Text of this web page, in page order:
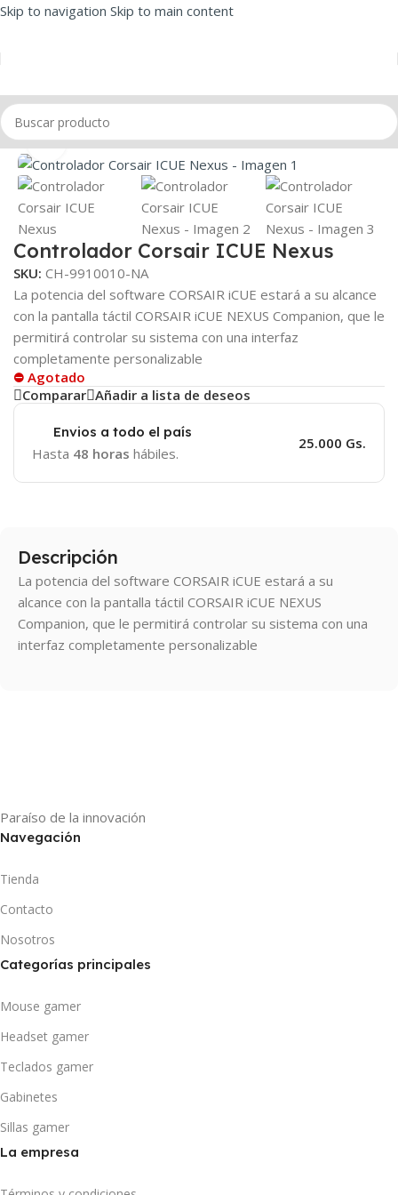
Skip to navigation Skip to main content
Inicio/Teclados/Teclado Gamer
Click to enlarge
Controlador Corsair ICUE Nexus
SKU: CH-9910010-NA
La potencia del software CORSAIR iCUE estará a su alcance
con la pantalla táctil CORSAIR iCUE NEXUS Companion, que le
permitirá controlar su sistema con una interfaz
completamente personalizable
⛔ Agotado
Comparar Añadir a lista de deseos
Envios a todo el país
Hasta 48 horas hábiles.
25.000 Gs.
Descripción
La potencia del software CORSAIR iCUE estará a su
alcance con la pantalla táctil CORSAIR iCUE NEXUS
Companion, que le permitirá controlar su sistema con una
interfaz completamente personalizable
Paraíso de la innovación
Navegación
Tienda
Contacto
Nosotros
Categorías principales
Mouse gamer
Headset gamer
Teclados gamer
Gabinetes
Sillas gamer
La empresa